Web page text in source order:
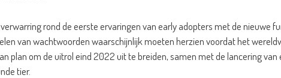
rond de eerste ervaringen van early adopters met de nieuwe
van wachtwoorden waarschijnlijk moeten herzien voordat het
plan om de uitrol eind 2022 uit te breiden, samen met de lancering
tier.